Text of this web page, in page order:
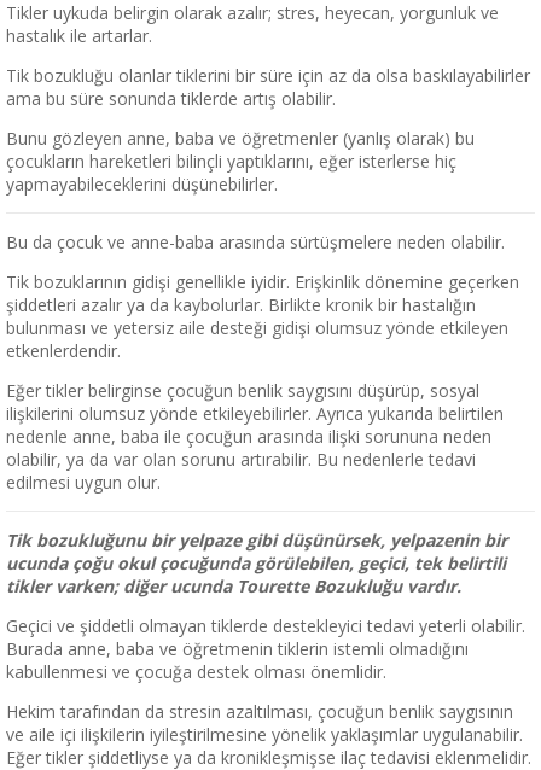
Tikler uykuda belirgin olarak azalır; stres, heyecan, yorgunluk ve
hastalık ile artarlar.
Tik bozukluğu olanlar tiklerini bir süre için az da olsa baskılayabilirler
ama bu süre sonunda tiklerde artış olabilir.
Bunu gözleyen anne, baba ve öğretmenler (yanlış olarak) bu
çocukların hareketleri bilinçli yaptıklarını, eğer isterlerse hiç
yapmayabileceklerini düşünebilirler.
Bu da çocuk ve anne-baba arasında sürtüşmelere neden olabilir.
Tik bozuklarının gidişi genellikle iyidir. Erişkinlik dönemine geçerken
şiddetleri azalır ya da kaybolurlar. Birlikte kronik bir hastalığın
bulunması ve yetersiz aile desteği gidişi olumsuz yönde etkileyen
etkenlerdendir.
Eğer tikler belirginse çocuğun benlik saygısını düşürüp, sosyal
ilişkilerini olumsuz yönde etkileyebilirler. Ayrıca yukarıda belirtilen
nedenle anne, baba ile çocuğun arasında ilişki sorununa neden
olabilir, ya da var olan sorunu artırabilir. Bu nedenlerle tedavi
edilmesi uygun olur.
Tik bozukluğunu bir yelpaze gibi düşünürsek, yelpazenin bir
ucunda çoğu okul çocuğunda görülebilen, geçici, tek belirtili
tikler varken; diğer ucunda Tourette Bozukluğu vardır.
Geçici ve şiddetli olmayan tiklerde destekleyici tedavi yeterli olabilir.
Burada anne, baba ve öğretmenin tiklerin istemli olmadığını
kabullenmesi ve çocuğa destek olması önemlidir.
Hekim tarafından da stresin azaltılması, çocuğun benlik saygısının
ve aile içi ilişkilerin iyileştirilmesine yönelik yaklaşımlar uygulanabilir.
Eğer tikler şiddetliyse ya da kronikleşmişse ilaç tedavisi eklenmelidir.